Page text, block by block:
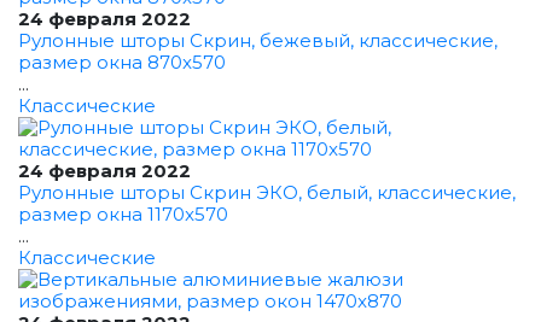
24 февраля 2022
Рулонные шторы Скрин, бежевый, классические,
размер окна 870x570
...
Классические
24 февраля 2022
Рулонные шторы Скрин ЭКО, белый, классические,
размер окна 1170x570
...
Классические